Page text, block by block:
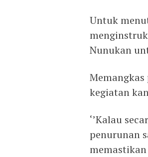
Untuk
Nunukan
kegiatan
‘’Kalau
penurunan